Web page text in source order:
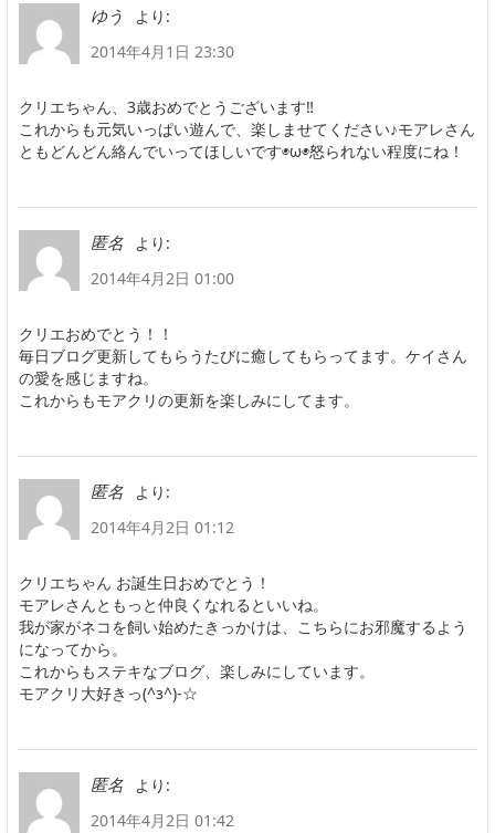
ゆう
より:
2014年4月1日 23:30
クリエちゃん、3歳おめでとうございます‼︎
これからも元気いっぱい遊んで、楽しませてください♪モアレさん
ともどんどん絡んでいってほしいです◉ω◉怒られない程度にね！
匿名
より:
2014年4月2日 01:00
クリエおめでとう！！
毎日ブログ更新してもらうたびに癒してもらってます。ケイさん
の愛を感じますね。
これからもモアクリの更新を楽しみにしてます。
匿名
より:
2014年4月2日 01:12
クリエちゃん お誕生日おめでとう！
モアレさんともっと仲良くなれるといいね。
我が家がネコを飼い始めたきっかけは、こちらにお邪魔するよう
になってから。
これからもステキなブログ、楽しみにしています。
モアクリ大好きっ(^з^)-☆
匿名
より:
2014年4月2日 01:42